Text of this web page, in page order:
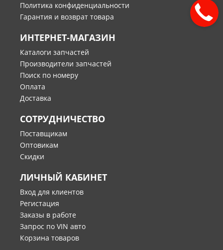
Политика конфиденциальности
Гарантия и возврат товара
ИНТЕРНЕТ-МАГАЗИН
Каталоги запчастей
Производители запчастей
Поиск по номеру
Оплата
Доставка
СОТРУДНИЧЕСТВО
Поставщикам
Оптовикам
Скидки
ЛИЧНЫЙ КАБИНЕТ
Вход для клиентов
Регистация
Заказы в работе
Запрос по VIN авто
Корзина товаров